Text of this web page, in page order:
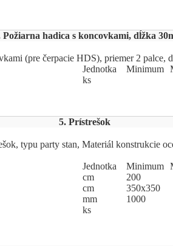
Požiarna hadica s koncovkami, dĺžka
(pre čerpacie HDS), priemer 2 palce,
Jed­not­ka Mi­ni­mum
ks
5. Prístrešok
typu party stan, Materiál konstrukcie
Jed­not­ka Mi­ni­mum
cm
200
cm
350x350
mm
1000
ks